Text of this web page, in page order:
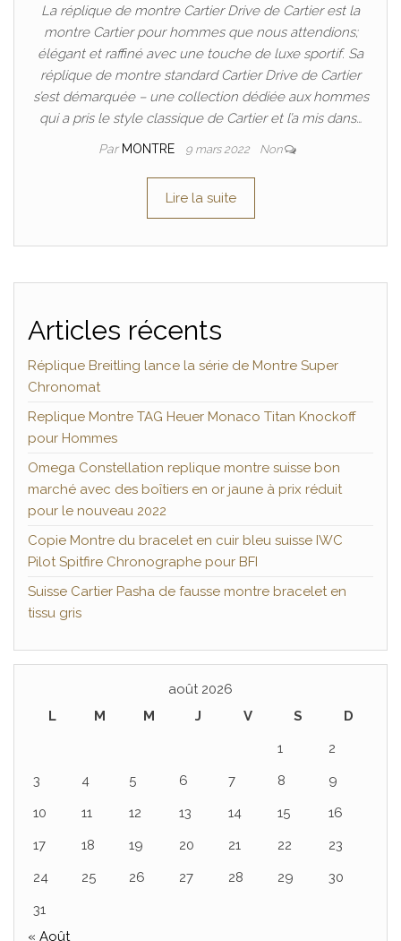
La réplique de montre Cartier Drive de Cartier est la
montre Cartier pour hommes que nous attendions;
élégant et raffiné avec une touche de luxe sportif. Sa
réplique de montre standard Cartier Drive de Cartier
s’est démarquée – une collection dédiée aux hommes
qui a pris le style classique de Cartier et l’a mis dans…
Par MONTRE 9 mars 2022 Non
Lire la suite
Articles récents
Réplique Breitling lance la série de Montre Super
Chronomat
Replique Montre TAG Heuer Monaco Titan Knockoff
pour Hommes
Omega Constellation replique montre suisse bon
marché avec des boîtiers en or jaune à prix réduit
pour le nouveau 2022
Copie Montre du bracelet en cuir bleu suisse IWC
Pilot Spitfire Chronographe pour BFI
Suisse Cartier Pasha de fausse montre bracelet en
tissu gris
août 2026
L
M M J V S
D
1
2
3
4 5 6 7 8
9
10
11 12 13 14 15
16
17
18 19 20 21 22
23
24
25 26 27 28 29
30
31
« Août